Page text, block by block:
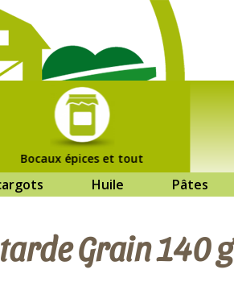
Bocaux épices et tout
Huile Pâtes
Grain 140 g